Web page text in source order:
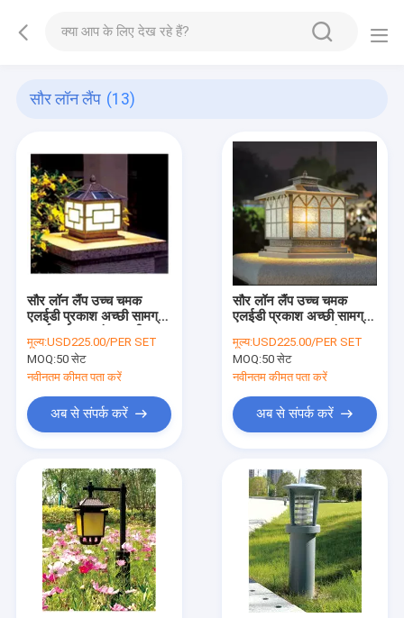
सौर लॉन लैंप (13)
सौर लॉन लैंप उच्च चमक
एलईडी प्रकाश अच्छी सामग्री
मूल्य:USD225.00/PER SET
MOQ:50 सेट
नवीनतम कीमत पता करें
अब से संपर्क करें
सौर लॉन लैंप उच्च चमक
एलईडी प्रकाश अच्छी सामग्री
रखरखाव से मुक्त
मूल्य:USD225.00/PER SET
MOQ:50 सेट
नवीनतम कीमत पता करें
अब से संपर्क करें